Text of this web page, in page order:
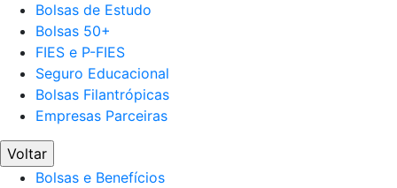
Bolsas de Estudo
Bolsas 50+
FIES e P-FIES
Seguro Educacional
Bolsas Filantrópicas
Empresas Parceiras
Voltar
Bolsas e Benefícios